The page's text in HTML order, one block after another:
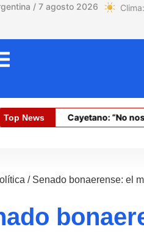
/ 7 agosto 2026
Top Newsen San Cayetano: “No nos
Dólar Oficial (Compra):$
/ Senado bonaerense: el